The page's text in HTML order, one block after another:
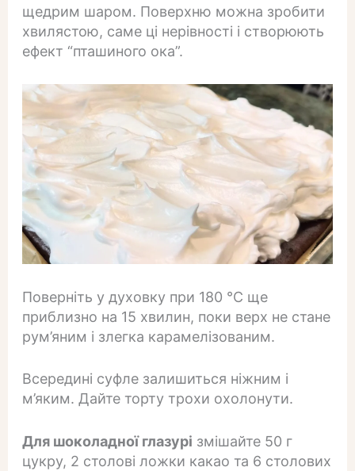
щедрим шаром. Поверхню можна зробити
хвилястою, саме ці нерівності і створюють
ефект “пташиного ока”.
Поверніть у духовку при 180 °C ще
приблизно на 15 хвилин, поки верх не стане
рум’яним і злегка карамелізованим.
Всередині суфле залишиться ніжним і
м’яким. Дайте торту трохи охолонути.
Для шоколадної глазурі змішайте 50 г
цукру, 2 столові ложки какао та 6 столових